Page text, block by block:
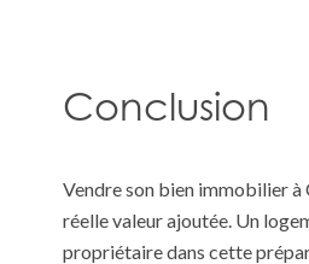
Conclusion
Vendre son bien immobilier à
réelle valeur ajoutée. Un
propriétaire dans cette